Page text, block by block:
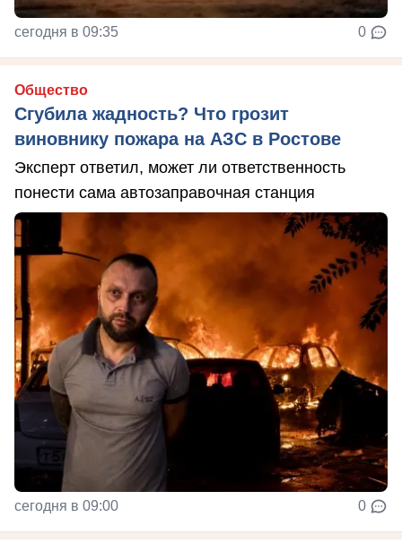
сегодня в 09:35 0
Общество
Сгубила жадность? Что грозит
виновнику пожара на АЗС в Ростове
Эксперт ответил, может ли ответственность
понести сама автозаправочная станция
сегодня в 09:00 0